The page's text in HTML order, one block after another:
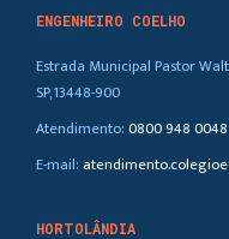
ENGENHEIRO COELHO
Estrada Municipal Pastor
SP, 13448-900
Atendimento:0800 948 0048
E-mail:
HORTOLÂNDIA